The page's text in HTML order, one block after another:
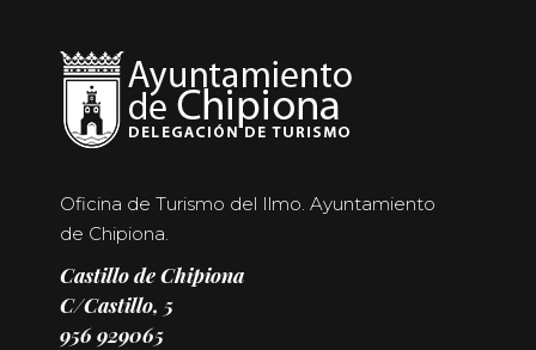
Oficina de Turismo del Ilmo. Ayuntamiento
de Chipiona.
Castillo de Chipiona
C/Castillo, 5
956 929065